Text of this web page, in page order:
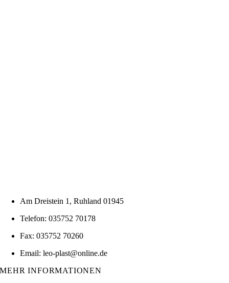
Am Dreistein 1, Ruhland 01945
Telefon: 035752 70178
Fax: 035752 70260
Email: leo-plast@online.de
MEHR INFORMATIONEN